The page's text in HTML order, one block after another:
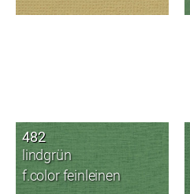
482
lindgrün
f.color feinleinen